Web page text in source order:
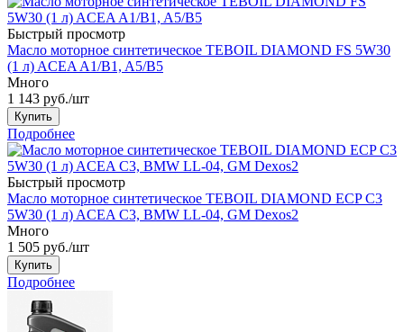
Быстрый просмотр
Масло моторное синтетическое TEBOIL DIAMOND FS 5W30
(1 л) ACEA A1/B1, A5/B5
Много
1 143 руб./шт
Купить
Подробнее
Быстрый просмотр
Масло моторное синтетическое TEBOIL DIAMOND ECP C3
5W30 (1 л) ACEA C3, BMW LL-04, GM Dexos2
Много
1 505 руб./шт
Купить
Подробнее